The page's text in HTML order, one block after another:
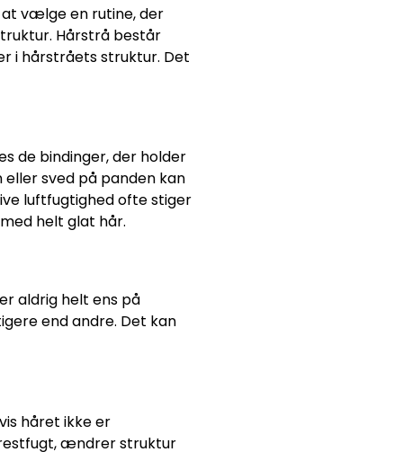
vælge en rutine, der
Hårstrå består
i hårstråets struktur. Det
de bindinger, der holder
sved på panden kan
luftfugtighed ofte stiger
helt glat hår.
aldrig helt ens på
end andre. Det kan
håret ikke er
ændrer struktur